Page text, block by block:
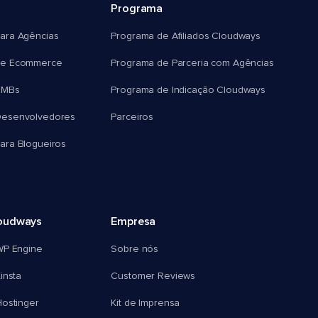
Agências
Ecommerce
Blogueiros
Programa
Programa de Afiliados Cloudways
Programa de Parceria com Agências
Programa de Indicação Cloudways
Parceiros
Engine
Empresa
Sobre nós
Customer Reviews
Kit de Imprensa